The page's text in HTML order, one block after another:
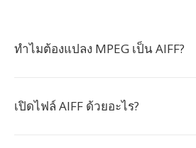
ทำไมต้องแปลง MPEG เป็น AIFF?
เปิดไฟล์ AIFF ด้วยอะไร?